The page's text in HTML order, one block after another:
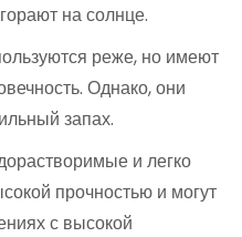
на солнце.
реже, но имеют
Однако, они
запах.
и легко
прочностью и могут
с высокой